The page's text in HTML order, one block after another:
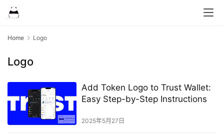
Home Logo
Logo
Add Token Logo to Trust Wallet:
Easy Step-by-Step Instructions
2025年5月27日